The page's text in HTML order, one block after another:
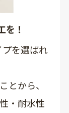
を！
を選ばれ
とから、
・耐水性